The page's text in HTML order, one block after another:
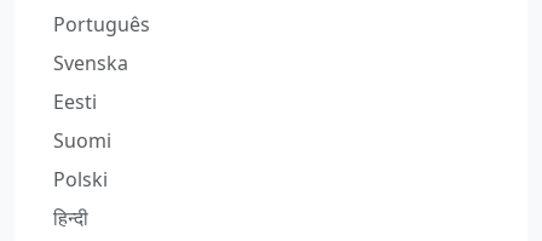
Português
Svenska
Eesti
Suomi
Polski
हिन्दी